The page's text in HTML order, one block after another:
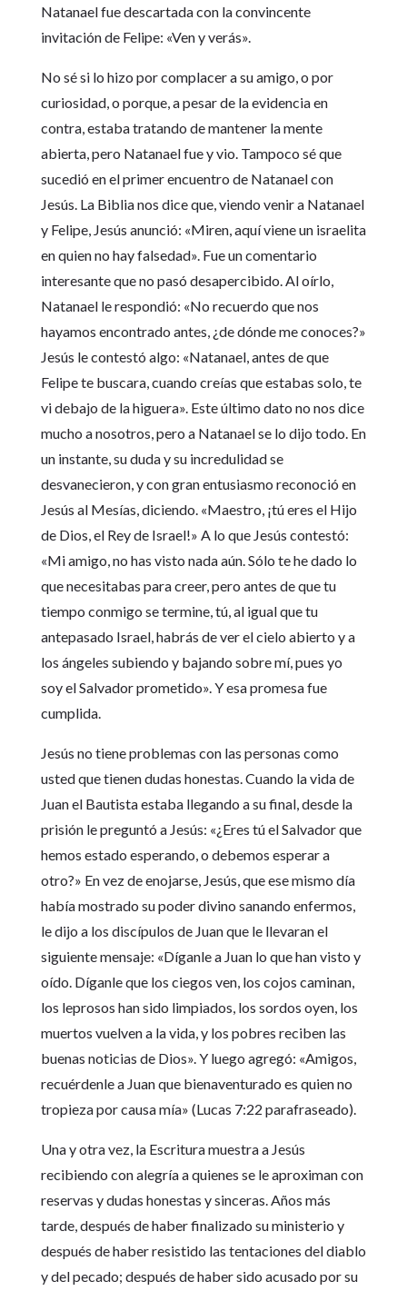
Natanael fue descartada con la convincente
invitación de Felipe: «Ven y verás».
No sé si lo hizo por complacer a su amigo, o por
curiosidad, o porque, a pesar de la evidencia en
contra, estaba tratando de mantener la mente
abierta, pero Natanael fue y vio. Tampoco sé que
sucedió en el primer encuentro de Natanael con
Jesús. La Biblia nos dice que, viendo venir a Natanael
y Felipe, Jesús anunció: «Miren, aquí viene un israelita
en quien no hay falsedad». Fue un comentario
interesante que no pasó desapercibido. Al oírlo,
Natanael le respondió: «No recuerdo que nos
hayamos encontrado antes, ¿de dónde me conoces?»
Jesús le contestó algo: «Natanael, antes de que
Felipe te buscara, cuando creías que estabas solo, te
vi debajo de la higuera». Este último dato no nos dice
mucho a nosotros, pero a Natanael se lo dijo todo. En
un instante, su duda y su incredulidad se
desvanecieron, y con gran entusiasmo reconoció en
Jesús al Mesías, diciendo. «Maestro, ¡tú eres el Hijo
de Dios, el Rey de Israel!» A lo que Jesús contestó:
«Mi amigo, no has visto nada aún. Sólo te he dado lo
que necesitabas para creer, pero antes de que tu
tiempo conmigo se termine, tú, al igual que tu
antepasado Israel, habrás de ver el cielo abierto y a
los ángeles subiendo y bajando sobre mí, pues yo
soy el Salvador prometido». Y esa promesa fue
cumplida.
Jesús no tiene problemas con las personas como
usted que tienen dudas honestas. Cuando la vida de
Juan el Bautista estaba llegando a su final, desde la
prisión le preguntó a Jesús: «¿Eres tú el Salvador que
hemos estado esperando, o debemos esperar a
otro?» En vez de enojarse, Jesús, que ese mismo día
había mostrado su poder divino sanando enfermos,
le dijo a los discípulos de Juan que le llevaran el
siguiente mensaje: «Díganle a Juan lo que han visto y
oído. Díganle que los ciegos ven, los cojos caminan,
los leprosos han sido limpiados, los sordos oyen, los
muertos vuelven a la vida, y los pobres reciben las
buenas noticias de Dios». Y luego agregó: «Amigos,
recuérdenle a Juan que bienaventurado es quien no
tropieza por causa mía» (Lucas 7:22 parafraseado).
Una y otra vez, la Escritura muestra a Jesús
recibiendo con alegría a quienes se le aproximan con
reservas y dudas honestas y sinceras. Años más
tarde, después de haber finalizado su ministerio y
después de haber resistido las tentaciones del diablo
y del pecado; después de haber sido acusado por su